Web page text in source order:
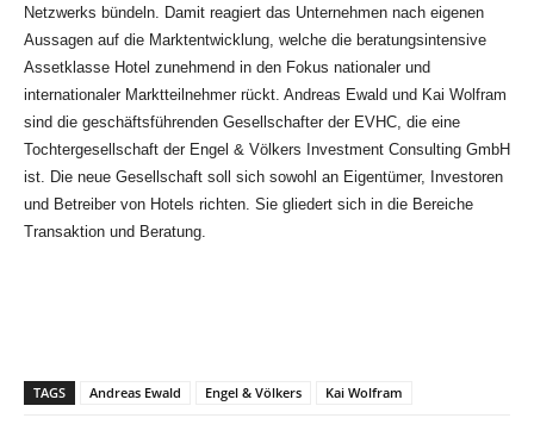
Netzwerks bündeln. Damit reagiert das Unternehmen nach eigenen
Aussagen auf die Marktentwicklung, welche die beratungsintensive
Assetklasse Hotel zunehmend in den Fokus nationaler und
internationaler Marktteilnehmer rückt. Andreas Ewald und Kai Wolfram
sind die geschäftsführenden Gesellschafter der EVHC, die eine
Tochtergesellschaft der Engel & Völkers Investment Consulting GmbH
ist. Die neue Gesellschaft soll sich sowohl an Eigentümer, Investoren
und Betreiber von Hotels richten. Sie gliedert sich in die Bereiche
Transaktion und Beratung.
TAGS Andreas Ewald Engel & Völkers Kai Wolfram